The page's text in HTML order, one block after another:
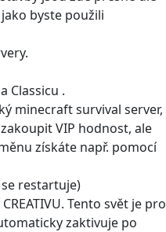
byste použili
Classicu .
minecraft survival server,
VIP hodnost, ale
získáte např. pomocí
restartuje)
Tento svět je pro
zaktivuje po